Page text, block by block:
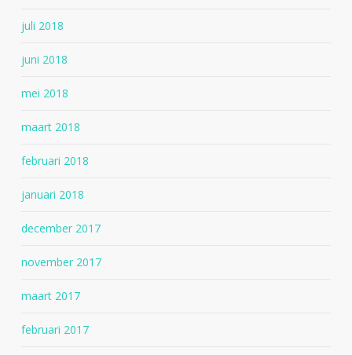
juli 2018
juni 2018
mei 2018
maart 2018
februari 2018
januari 2018
december 2017
november 2017
maart 2017
februari 2017